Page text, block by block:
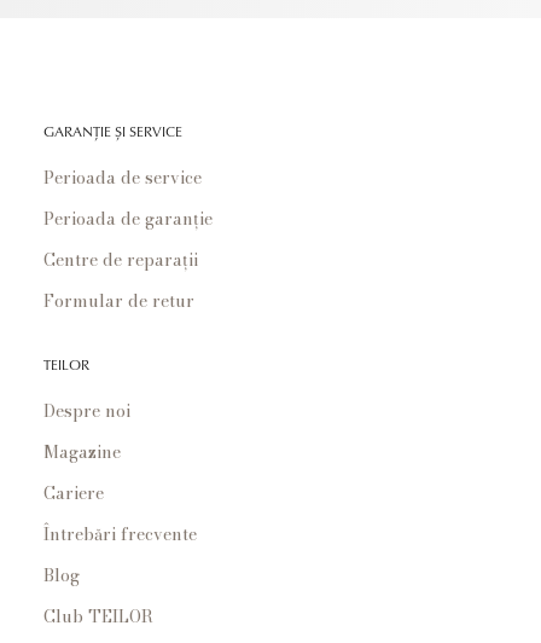
GARANȚIE ȘI SERVICE
Perioada de service
Perioada de garanție
Centre de reparații
Formular de retur
TEILOR
Despre noi
Magazine
Cariere
Întrebări frecvente
Blog
Club TEILOR